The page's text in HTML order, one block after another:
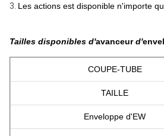
3. Les actions est disponible n'importe
Tailles disponibles d'avanceurd'
COUPE-TUBE
TAILLE
Enveloppe d'EW